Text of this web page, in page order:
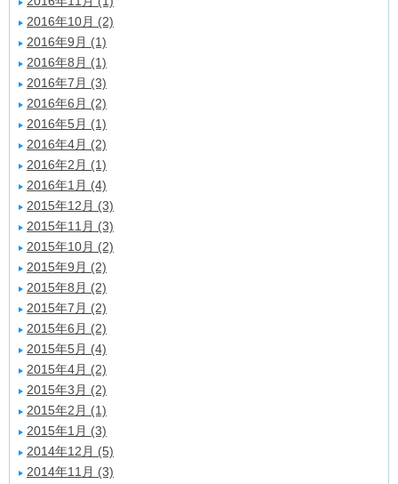
2016年10月 (2)
2016年9月 (1)
2016年8月 (1)
2016年7月 (3)
2016年6月 (2)
2016年5月 (1)
2016年4月 (2)
2016年2月 (1)
2016年1月 (4)
2015年12月 (3)
2015年11月 (3)
2015年10月 (2)
2015年9月 (2)
2015年8月 (2)
2015年7月 (2)
2015年6月 (2)
2015年5月 (4)
2015年4月 (2)
2015年3月 (2)
2015年2月 (1)
2015年1月 (3)
2014年12月 (5)
2014年11月 (3)